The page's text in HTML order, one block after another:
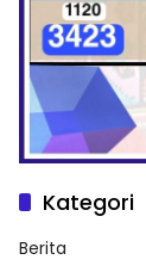
Kategori
Berita